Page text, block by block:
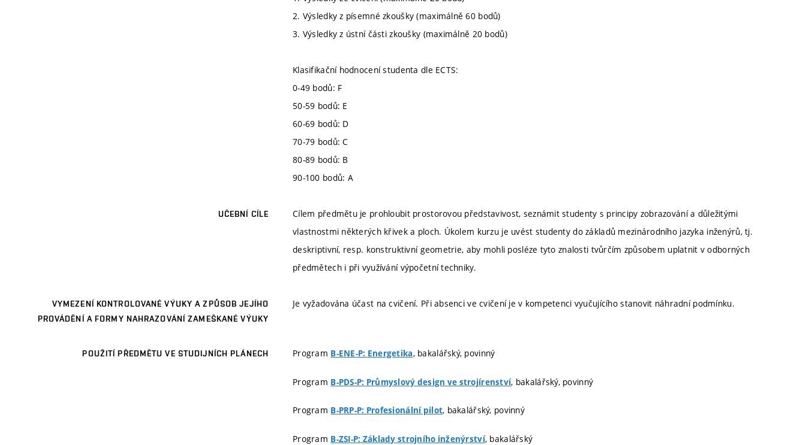
2. Výsledky z písemné zkoušky (maximálně 60 bodů)
3. Výsledky z ústní části zkoušky (maximálně 20 bodů)
Klasifikační hodnocení studenta dle ECTS:
0-49 bodů: F
50-59 bodů: E
60-69 bodů: D
70-79 bodů: C
80-89 bodů: B
90-100 bodů: A
UČEBNÍ CÍLE
Cílem předmětu je prohloubit prostorovou představivost, seznámit studenty s principy zobrazování a důležitými
vlastnostmi některých křivek a ploch. Úkolem kurzu je uvést studenty do základů mezinárodního jazyka inženýrů, tj.
deskriptivní, resp. konstruktivní geometrie, aby mohli posléze tyto znalosti tvůrčím způsobem uplatnit v odborných
předmětech i při využívání výpočetní techniky.
VYMEZENÍ KONTROLOVANÉ VÝUKY A ZPŮSOB JEJÍHO
PROVÁDĚNÍ A FORMY NAHRAZOVÁNÍ ZAMEŠKANÉ VÝUKY
Je vyžadována účast na cvičení. Při absenci ve cvičení je v kompetenci vyučujícího stanovit náhradní podmínku.
POUŽITÍ PŘEDMĚTU VE STUDIJNÍCH PLÁNECH Program B-ENE-P: Energetika, bakalářský, povinný
Program B-PDS-P: Průmyslový design ve strojírenství, bakalářský, povinný
Program B-PRP-P: Profesionální pilot, bakalářský, povinný
Program B-ZSI-P: Základy strojního inženýrství, bakalářský